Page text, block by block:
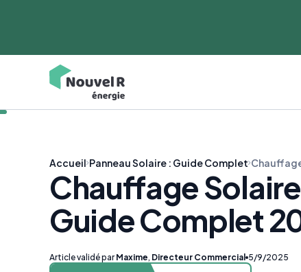
Accueil Panneau Solaire : Guide Complet
Chauffage
Guide Complet
Article validé par Maxime, Directeur Commercial 5/9/2025